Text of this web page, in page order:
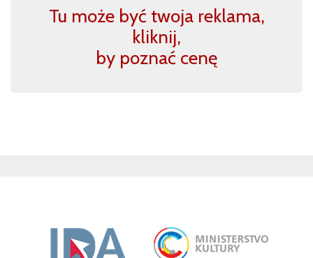
Tu może być twoja reklama,
kliknij,
by poznać cenę